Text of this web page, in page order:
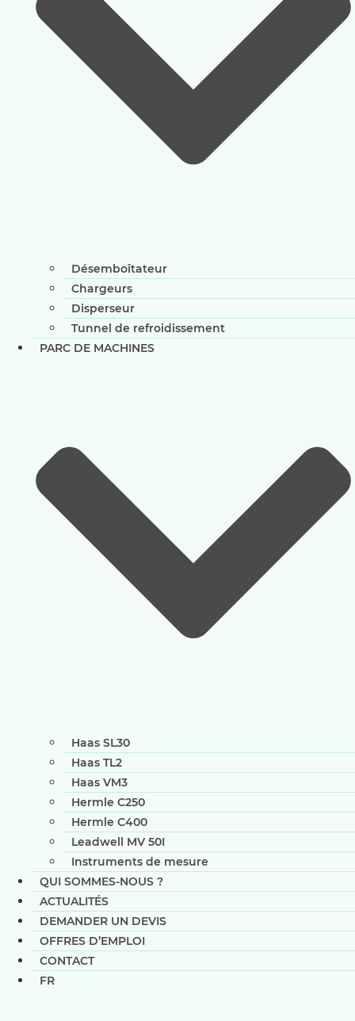
Désemboîtateur
Chargeurs
Disperseur
Tunnel de refroidissement
PARC DE MACHINES
Haas SL30
Haas TL2
Haas VM3
Hermle C250
Hermle C400
Leadwell MV 50I
Instruments de mesure
QUI SOMMES-NOUS ?
ACTUALITÉS
DEMANDER UN DEVIS
OFFRES D’EMPLOI
CONTACT
FR